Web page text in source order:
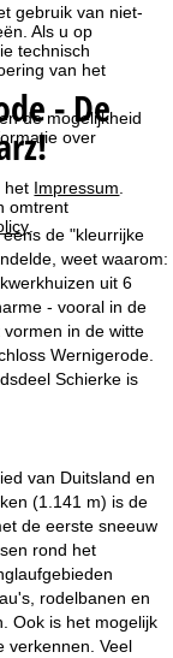
gebruik van niet-
Als u op
technisch
van het
de mogelijkheid
over
het Impressum.
omtrent
.
- De
de "kleurrijke
weet waarom:
uit 6
- vooral in de
in de witte
Wernigerode.
Schierke is
van Duitsland en
(1.141 m) is de
de eerste sneeuw
rond het
rodelbanen en
Ook is het mogelijk
verkennen. Veel